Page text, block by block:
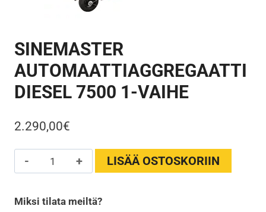
SINEMASTER
AUTOMAATTIAGGREGAATTI
DIESEL 7500 1-VAIHE
2.290,00€
SINEMASTER
AUTOMAATTIAGGREGAATTI
7500
LISÄÄ OSTOSKORIIN
Miksi tilata meiltä?